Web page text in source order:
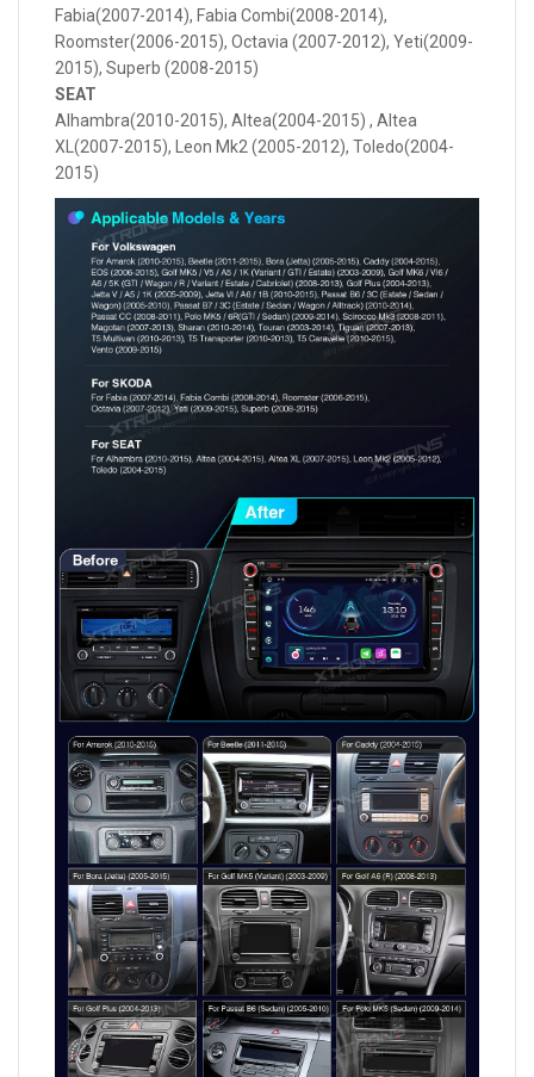
Fabia(2007-2014), Fabia Combi(2008-2014),
Roomster(2006-2015), Octavia (2007-2012), Yeti(2009-
2015), Superb (2008-2015)
SEAT
Alhambra(2010-2015), Altea(2004-2015) , Altea
XL(2007-2015), Leon Mk2 (2005-2012), Toledo(2004-
2015)